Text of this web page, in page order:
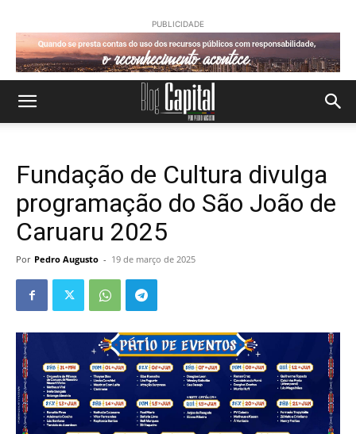
PUBLICIDADE
Fundação de Cultura divulga
programação do São João de
Caruaru 2025
Por Pedro Augusto - 19 de março de 2025